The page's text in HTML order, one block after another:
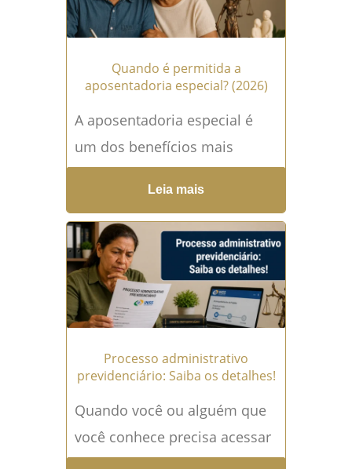
Quando é permitida a
aposentadoria especial? (2026)
A aposentadoria especial é
um dos benefícios mais
buscados pelos trabalhadores
brasileiros em 2025,
especialmente por aqueles
que atuaram em atividades
insalubres...Leia mais →
Leia mais
Processo administrativo
previdenciário: Saiba os detalhes!
Quando você ou alguém que
você conhece precisa acessar
benefícios como